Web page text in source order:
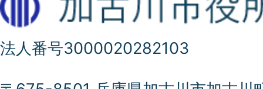
法人番号3000020282103